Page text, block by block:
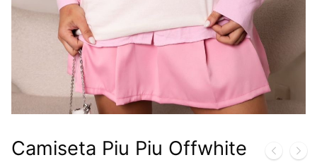
Camiseta Piu Piu Offwhite